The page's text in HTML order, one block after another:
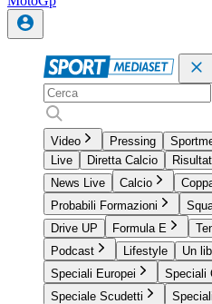
Video Pressing
Live
Diretta Calcio
News Live
Calcio
Probabili Formazioni
Drive UP
Formula E
Podcast
Lifestyle
Un
Speciali Europei
Speciali
Speciale Scudetti